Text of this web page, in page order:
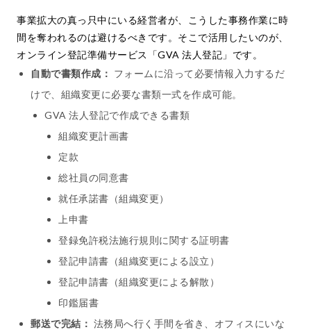
事業拡大の真っ只中にいる経営者が、こうした事務作業に時
間を奪われるのは避けるべきです。そこで活用したいのが、
オンライン登記準備サービス「GVA 法人登記」です。
自動で書類作成： フォームに沿って必要情報入力するだ
けで、組織変更に必要な書類一式を作成可能。
GVA 法人登記で作成できる書類
組織変更計画書
定款
総社員の同意書
就任承諾書（組織変更）
上申書
登録免許税法施行規則に関する証明書
登記申請書（組織変更による設立）
登記申請書（組織変更による解散）
印鑑届書
郵送で完結： 法務局へ行く手間を省き、オフィスにいな